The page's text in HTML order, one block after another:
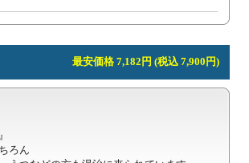
最安価格 7,182円 (税込 7,900円)
ろん